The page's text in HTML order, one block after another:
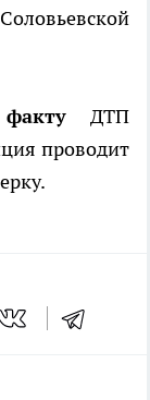
ДТП
проводит